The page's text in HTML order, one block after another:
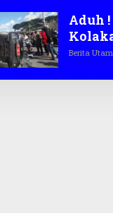
Aduh
Berita